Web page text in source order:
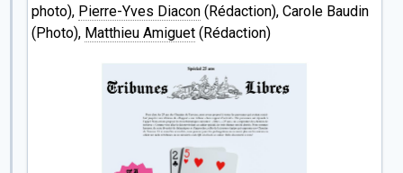
photo), Pierre-Yves Diacon (Rédaction), Carole Baudin
(Photo), Matthieu Amiguet (Rédaction)